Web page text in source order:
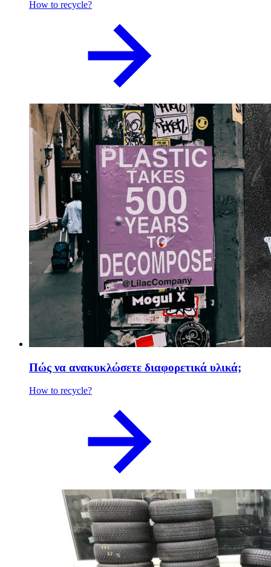
How to recycle?
Πώς να ανακυκλώσετε διαφορετικά υλικά;
How to recycle?